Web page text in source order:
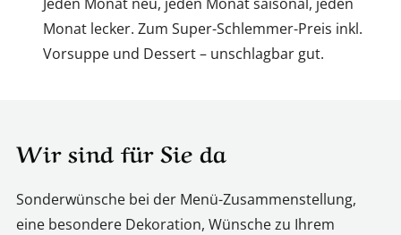
Monat lecker. Zum Super-Schlemmer-Preis inkl.
Vorsuppe und Dessert – unschlagbar gut.
Wir sind für Sie da
Sonderwünsche bei der Menü-Zusammenstellung,
eine besondere Dekoration, Wünsche zu Ihrem